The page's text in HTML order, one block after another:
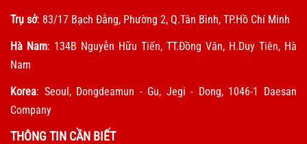
Trụ sở: 83/17 Bạch Đằng, Phường 2, Q.Tân Bình, TP.Hồ Chí Minh
Hà Nam: 134B Nguyễn Hữu Tiến, TT.Đồng Văn, H.Duy Tiên, Hà
Nam
Korea: Seoul, Dongdeamun - Gu, Jegi - Dong, 1046-1 Daesan
Company
THÔNG TIN CẦN BIẾT